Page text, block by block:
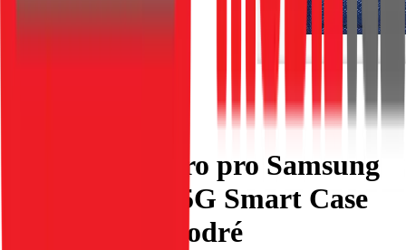
Flipové pouzdro pro Samsung
A14 4G / A14 5G Smart Case
Book tmavě modré